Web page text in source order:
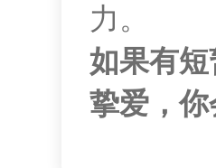
力。
如果有
挚爱，你